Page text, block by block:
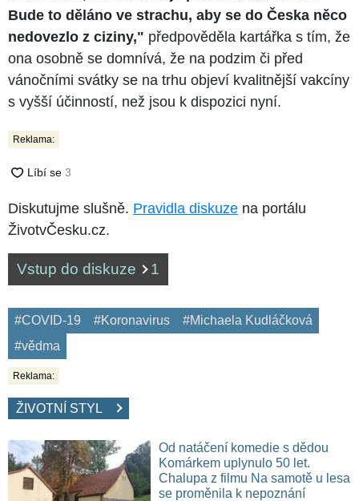
Bude to děláno ve strachu, aby se do Česka něco
nedovezlo z ciziny," předpověděla kartářka s tím, že
ona osobně se domnívá, že na podzim či před
vánočními svátky se na trhu objeví kvalitnější vakcíny
s vyšší účinností, než jsou k dispozici nyní.
Reklama:
Diskutujme slušně. Pravidla diskuze na portálu
ŽivotvČesku.cz.
Vstup do diskuze 1
#COVID-19 #Koronavirus
#Michaela Kudláčková
#vědma
Reklama:
ŽIVOTNÍ STYL
Od natáčení komedie s dědou
Komárkem uplynulo 50 let.
Chalupa z filmu Na samotě u lesa
se proměnila k nepoznání